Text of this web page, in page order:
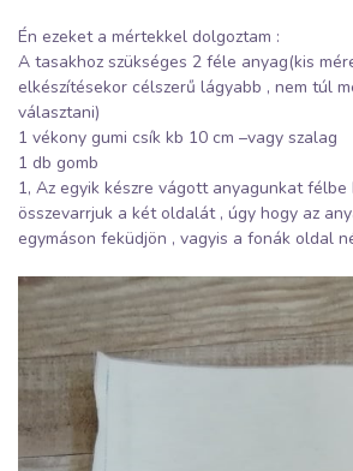
Én ezeket a mértekkel dolgoztam :
A tasakhoz szükséges 2 féle anyag(kis
elkészítésekor célszerű lágyabb , nem túl
választani)
1 vékony gumi csík kb 10 cm –vagy szalag
1 db gomb
1, Az egyik készre vágott anyagunkat félbe
összevarrjuk a két oldalát , úgy hogy az
egymáson feküdjön , vagyis a fonák oldal